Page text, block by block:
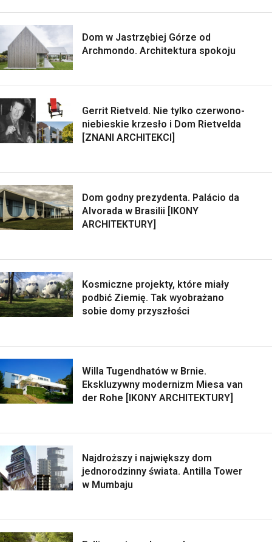
Dom w Jastrzębiej Górze od
Archmondo. Architektura spokoju
Gerrit Rietveld. Nie tylko czerwono-
niebieskie krzesło i Dom Rietvelda
[ZNANI ARCHITEKCI]
Dom godny prezydenta. Palácio da
Alvorada w Brasilii [IKONY
ARCHITEKTURY]
Kosmiczne projekty, które miały
podbić Ziemię. Tak wyobrażano
sobie domy przyszłości
Willa Tugendhatów w Brnie.
Ekskluzywny modernizm Miesa van
der Rohe [IKONY ARCHITEKTURY]
Najdroższy i największy dom
jednorodzinny świata. Antilla Tower
w Mumbaju